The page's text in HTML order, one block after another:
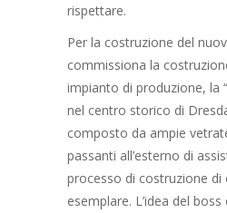
rispettare.
Per la costruzione del
commissiona la
impianto di produzione, la
nel centro storico di
composto da ampie
passanti all’esterno di
processo di costruzione di
esemplare. L’idea del boss